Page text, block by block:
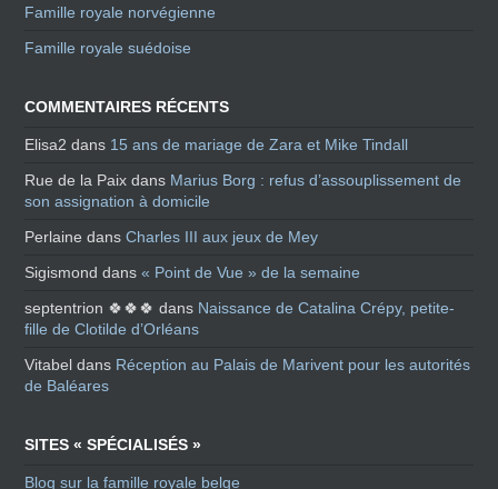
Famille royale norvégienne
Famille royale suédoise
COMMENTAIRES RÉCENTS
Elisa2 dans 15 ans de mariage de Zara et Mike Tindall
Rue de la Paix dans Marius Borg : refus d’assouplissement de
son assignation à domicile
Perlaine dansCharles III aux jeux de Mey
Sigismond dans« Point de Vue » de la semaine
septentrion 🍀🍀🍀 dans Naissance de Catalina Crépy, petite-
fille de Clotilde d’Orléans
Vitabel dans Réception au Palais de Marivent pour les autorités
de Baléares
SITES « SPÉCIALISÉS »
Blog sur la famille royale belge